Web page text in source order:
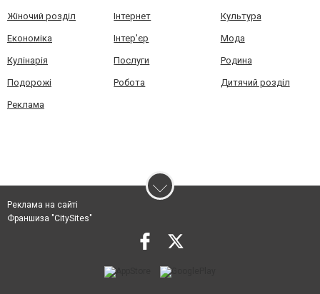
Жіночий розділ Інтернет Культура
Економіка Інтер'єр Мода
Кулінарія Послуги Родина
Подорожі Робота Дитячий розділ
Реклама
Реклама на сайті
Франшиза "CitySites"